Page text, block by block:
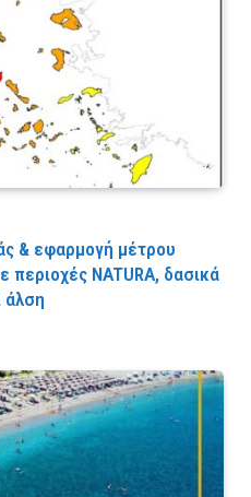
& εφαρμογή μέτρου
NATURA, δασικά
άλση